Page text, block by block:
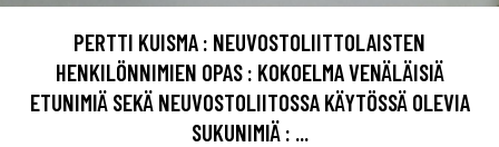
PERTTI KUISMA : NEUVOSTOLIITTOLAISTEN
HENKILÖNNIMIEN OPAS : KOKOELMA VENÄLÄISIÄ
ETUNIMIÄ SEKÄ NEUVOSTOLIITOSSA KÄYTÖSSÄ OLEVIA
SUKUNIMIÄ : ...